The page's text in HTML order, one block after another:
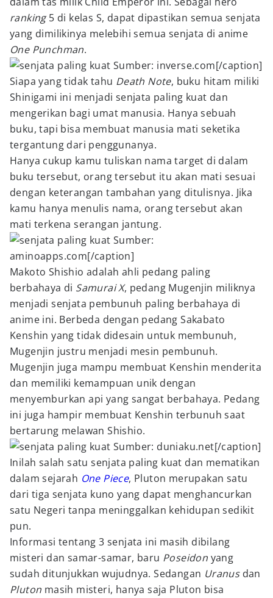
ranking5 di kelas S, dapat dipastikan semua senjata
yang dimilikinya melebihi semua senjata di anime
One Punchman.
Sumber: inverse.com[/caption]
Siapa yang tidak tahu Death Note, buku hitam miliki
Shinigami ini menjadi senjata paling kuat dan
mengerikan bagi umat manusia. Hanya sebuah
buku, tapi bisa membuat manusia mati seketika
tergantung dari penggunanya.
Hanya cukup kamu tuliskan nama target di dalam
buku tersebut, orang tersebut itu akan mati sesuai
dengan keterangan tambahan yang ditulisnya. Jika
kamu hanya menulis nama, orang tersebut akan
mati terkena serangan jantung.
Sumber:
aminoapps.com[/caption]
Makoto Shishio adalah ahli pedang paling
berbahaya di Samurai X, pedang Mugenjin miliknya
menjadi senjata pembunuh paling berbahaya di
anime ini. Berbeda dengan pedang Sakabato
Kenshin yang tidak didesain untuk membunuh,
Mugenjin justru menjadi mesin pembunuh.
Mugenjin juga mampu membuat Kenshin menderita
dan memiliki kemampuan unik dengan
menyemburkan api yang sangat berbahaya. Pedang
ini juga hampir membuat Kenshin terbunuh saat
bertarung melawan Shishio.
Sumber: duniaku.net[/caption]
Inilah salah satu senjata paling kuat dan mematikan
dalam sejarah One Piece, Pluton merupakan satu
dari tiga senjata kuno yang dapat menghancurkan
satu Negeri tanpa meninggalkan kehidupan sedikit
pun.
Informasi tentang 3 senjata ini masih dibilang
misteri dan samar-samar, baru Poseidon yang
sudah ditunjukkan wujudnya. Sedangan Uranusdan
Pluton masih misteri, hanya saja Pluton bisa